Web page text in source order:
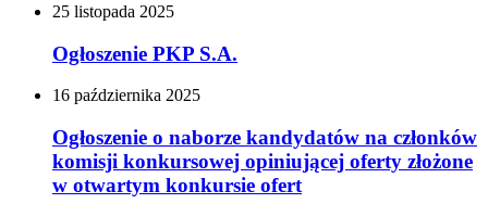
25 listopada 2025
Ogłoszenie PKP S.A.
16 października 2025
Ogłoszenie o naborze kandydatów na członków
komisji konkursowej opiniującej oferty złożone
w otwartym konkursie ofert